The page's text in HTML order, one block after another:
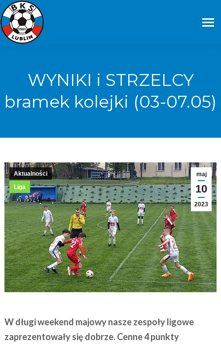
WYNIKI i STRZELCY
bramek kolejki (03-07.05)
maj
10
2023
Aktualności
Liga
W długi weekend majowy nasze zespoły ligowe
zaprezentowały się dobrze. Cenne 4 punkty